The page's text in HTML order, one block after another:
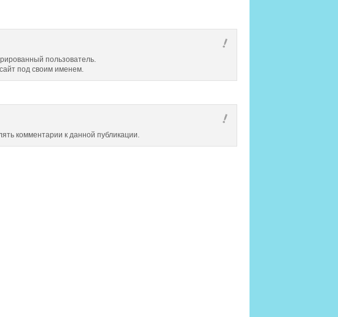
пользователь.
под своим именем.
комментарии к данной публикации.